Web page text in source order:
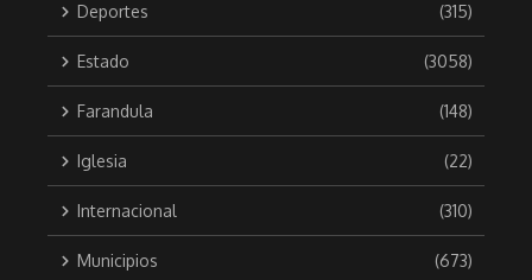
Deportes (315)
Estado (3058)
Farandula (148)
Iglesia (22)
Internacional (310)
Municipios (673)